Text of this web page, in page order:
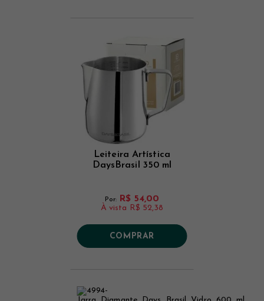
Leiteira Artística
DaysBrasil 350 ml
Por: R$ 54,00
À vista R$ 52,38
COMPRAR